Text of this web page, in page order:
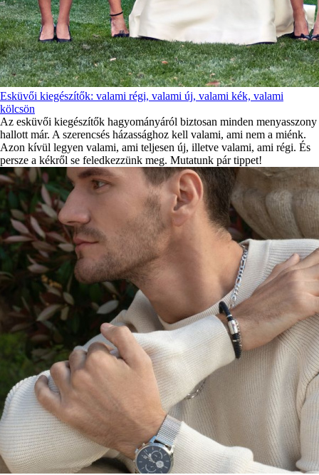
Esküvői kiegészítők: valami régi, valami új, valami kék, valami
kölcsön
Az esküvői kiegészítők hagyományáról biztosan minden menyasszony
hallott már. A szerencsés házassághoz kell valami, ami nem a miénk.
Azon kívül legyen valami, ami teljesen új, illetve valami, ami régi. És
persze a kékről se feledkezzünk meg. Mutatunk pár tippet!